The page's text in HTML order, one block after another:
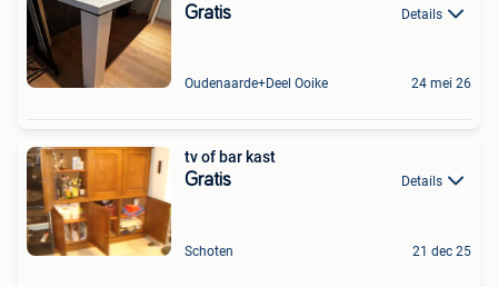
Gratis Details
Oudenaarde+Deel Ooike 24 mei 26
tv of bar kast
Gratis Details
Schoten 21 dec 25